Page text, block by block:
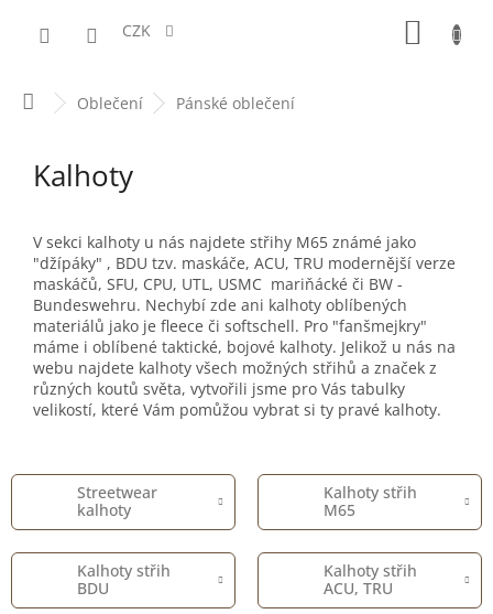
CZK
DomůOblečení Pánské oblečení
Kalhoty
V sekci kalhoty u nás najdete střihy M65 známé jako
"džípáky" , BDU tzv. maskáče, ACU, TRU modernější verze
maskáčů, SFU, CPU, UTL, USMC mariňácké či BW -
Bundeswehru. Nechybí zde ani kalhoty oblíbených
materiálů jako je fleece či softschell. Pro "fanšmejkry"
máme i oblíbené taktické, bojové kalhoty. Jelikož u nás na
webu najdete kalhoty všech možných střihů a značek z
různých koutů světa, vytvořili jsme pro Vás tabulky
velikostí, které Vám pomůžou vybrat si ty pravé kalhoty.
Streetwear
kalhoty
Kalhoty střih
M65
Kalhoty střih
BDU
Kalhoty střih
ACU, TRU